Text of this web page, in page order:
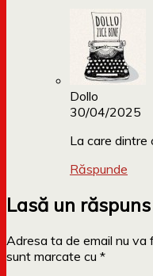
Dollo
30/04/2025
La care dintre
Răspunde
Lasă un răspuns
Adresa ta de email nu va
sunt marcate cu *